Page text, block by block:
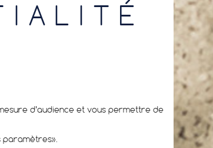
d’audience et vous permettre de
paramètres».